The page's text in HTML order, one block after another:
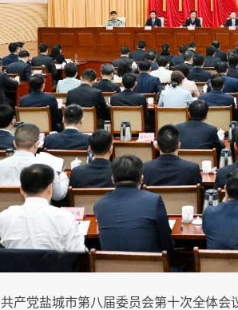
产党盐城市第八届委员会第十次全体